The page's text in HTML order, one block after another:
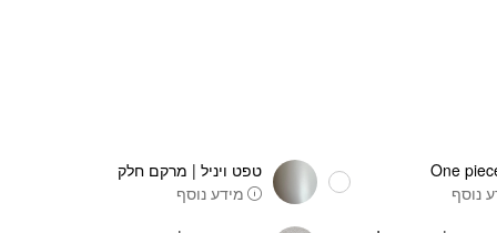
נוסף
טפט ויניל | מרקם חלק
מידע נוסף